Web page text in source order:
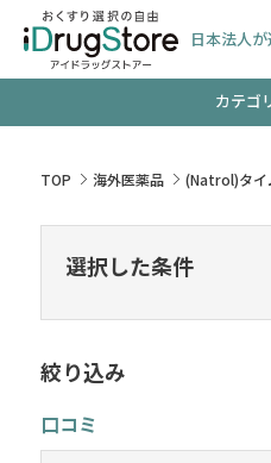
日本法人
カテゴ
検
TOP 海外医薬品 (Natrol)タイ
選択した条件
絞り込み
口コミ